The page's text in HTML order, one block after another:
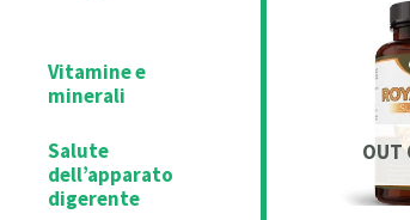
Vitamine e
minerali
Salute
dell’apparato
digerente
OUT